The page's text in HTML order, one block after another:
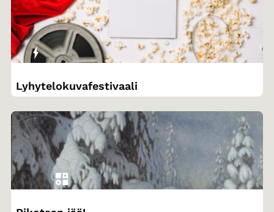
Lyhytelokuvafestivaali